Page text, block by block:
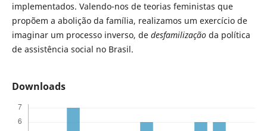
implementados. Valendo-nos de teorias feministas que
propõem a abolição da família, realizamos um exercício de
imaginar um processo inverso, de desfamilizaçãoda política
de assistência social no Brasil.
Downloads